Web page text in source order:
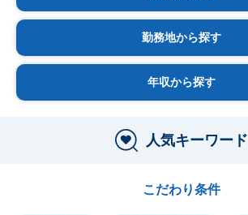
勤務地から探す
年収から探す
人気キーワード
こだわり条件